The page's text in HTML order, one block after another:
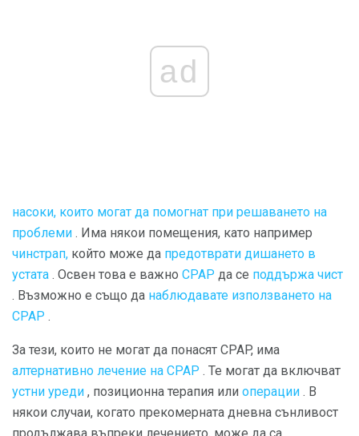
ad
насоки, които могат да помогнат при решаването на
проблеми . Има някои помещения, като например
чинстрап, който може да предотврати дишането в
устата . Освен това е важно CPAP да се поддържа чист
. Възможно е също да наблюдавате използването на
CPAP .
За тези, които не могат да понасят CPAP, има
алтернативно лечение на CPAP . Те могат да включват
устни уреди , позиционна терапия или операции . В
някои случаи, когато прекомерната дневна сънливост